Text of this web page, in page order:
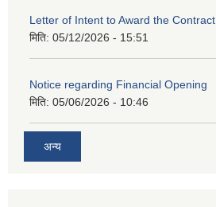
Letter of Intent to Award the Contract
मिति: 05/12/2026 - 15:51
Notice regarding Financial Opening
मिति: 05/06/2026 - 10:46
अन्य